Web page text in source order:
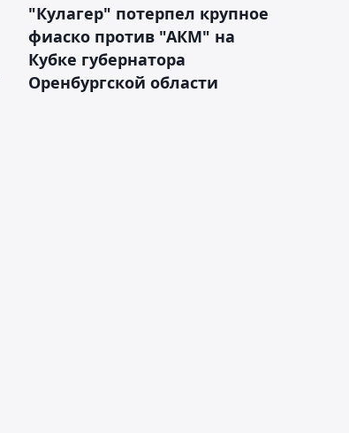
"Кулагер" потерпел крупное
фиаско против "АКМ" на
Кубке губернатора
Оренбургской области